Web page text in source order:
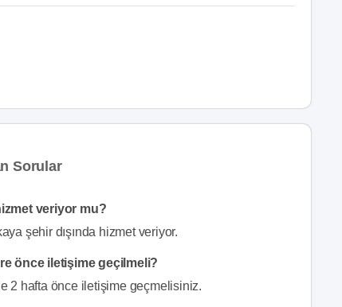
Sorular
veriyor mu?
şehir dışında hizmet veriyor.
önce iletişime geçilmeli?
2 hafta önce iletişime geçmelisiniz.